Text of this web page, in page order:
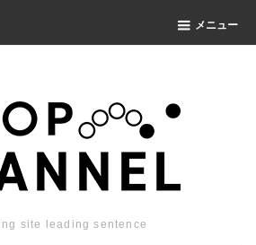
メニュー
site leading sentence